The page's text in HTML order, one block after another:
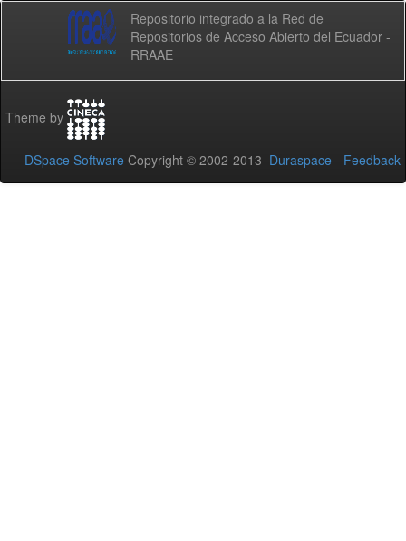
Repositorio integrado a la Red de
Repositorios de Acceso Abierto del Ecuador -
RRAAE
Theme by
DSpace Software Copyright © 2002-2013 Duraspace - Feedback